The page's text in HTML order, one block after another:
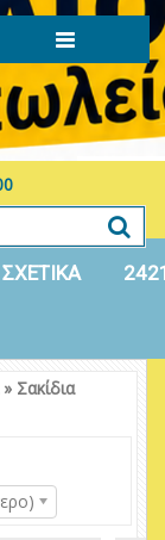
ΣΧΕΤΙΚΑ
Σακίδια